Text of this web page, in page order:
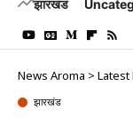
झारखंड
News Aroma > Latest
झारखंड